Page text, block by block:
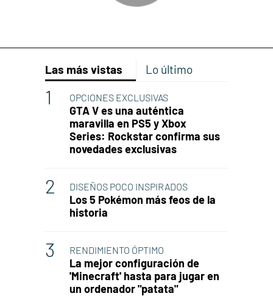
Las más vistas Lo último
OPCIONES EXCLUSIVAS
GTA V es una auténtica
maravilla en PS5 y Xbox
Series: Rockstar confirma sus
novedades exclusivas
DISEÑOS POCO INSPIRADOS
Los 5 Pokémon más feos de la
historia
RENDIMIENTO ÓPTIMO
La mejor configuración de
'Minecraft' hasta para jugar en
un ordenador "patata"